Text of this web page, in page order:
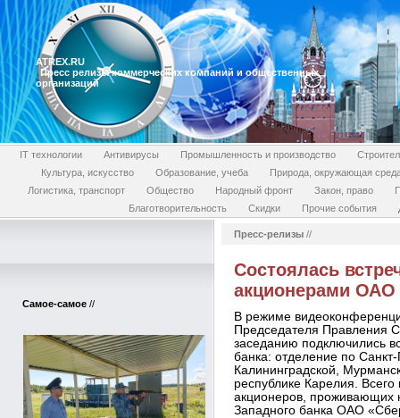
ATREX.RU
Пресс релизы коммерческих компаний и общественных
организаций
IT технологии Антивирусы Промышленность и производство
Культура, искусство
Образование, учеба
Природа, окружающая
Логистика, транспорт
Общество Народный фронт Закон, право
Благотворительность
Скидки Прочие события
Самое-самое //
Пресс-релизы //
Состоялась
акционерами ОАО
В режиме
Председателя Правления
заседанию подключились
банка: отделение по
Калининградской,
республике Карелия.
акционеров, проживающих
Западного банка ОАО